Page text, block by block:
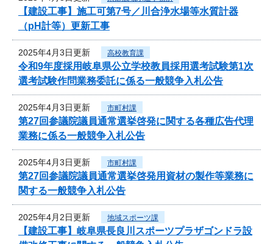
【建設工事】施工可第7号／川合浄水場等水質計器
（pH計等）更新工事
2025年4月3日更新 高校教育課
令和9年度採用岐阜県公立学校教員採用選考試験第1次
選考試験作問業務委託に係る一般競争入札公告
2025年4月3日更新 市町村課
第27回参議院議員通常選挙啓発に関する各種広告代理
業務に係る一般競争入札公告
2025年4月3日更新 市町村課
第27回参議院議員通常選挙啓発用資材の製作等業務に
関する一般競争入札公告
2025年4月2日更新 地域スポーツ課
【建設工事】岐阜県長良川スポーツプラザゴンドラ設